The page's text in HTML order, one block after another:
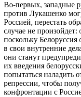
Во-первых, западные
против Лукашенко
Россией, перестать
случае не
поскольку Белоруссия
в свои внутренние
они станут
их введения
попытаться наладить
репрессии, чтобы
конфронтации с